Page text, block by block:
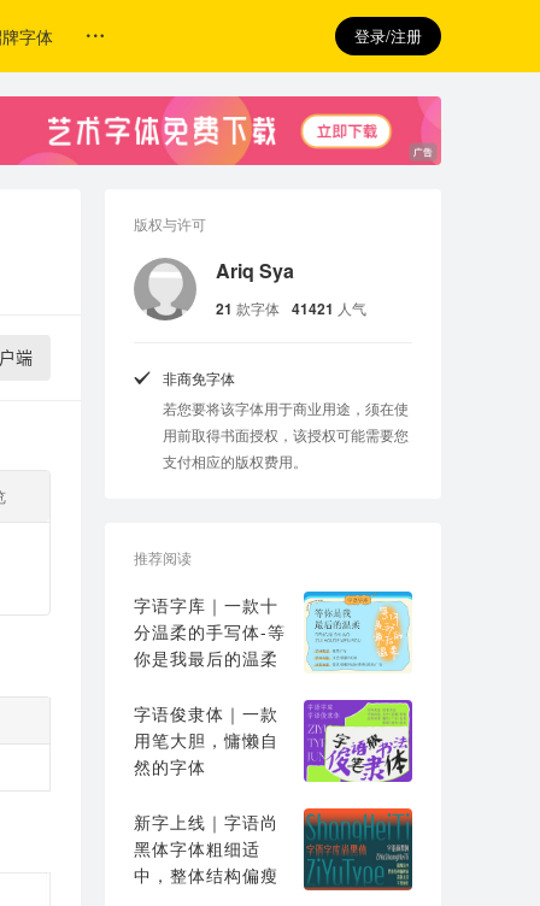
字体 登录/注册
端
版权与许可
Ariq Sya
21 款字体 41421 人气
非商免字体
若您要将该字体用于商业用途，须在使
用前取得书面授权，该授权可能需要您
支付相应的版权费用。
推荐阅读
字语字库｜一款十
分温柔的手写体-等
你是我最后的温柔
字语俊隶体｜一款
用笔大胆，慵懒自
然的字体
新字上线｜字语尚
黑体字体粗细适
中，整体结构偏瘦